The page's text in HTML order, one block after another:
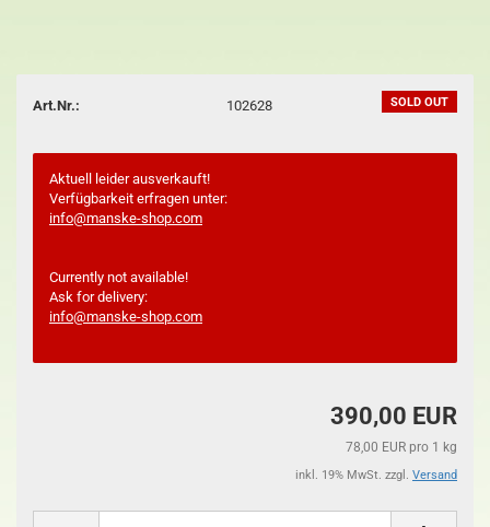
SOLD OUT
Art.Nr.: 102628
Aktuell leider ausverkauft!
Verfügbarkeit erfragen unter:
info@manske-shop.com
Currently not available!
Ask for delivery:
info@manske-shop.com
390,00 EUR
78,00 EUR pro 1 kg
inkl. 19% MwSt. zzgl. Versand